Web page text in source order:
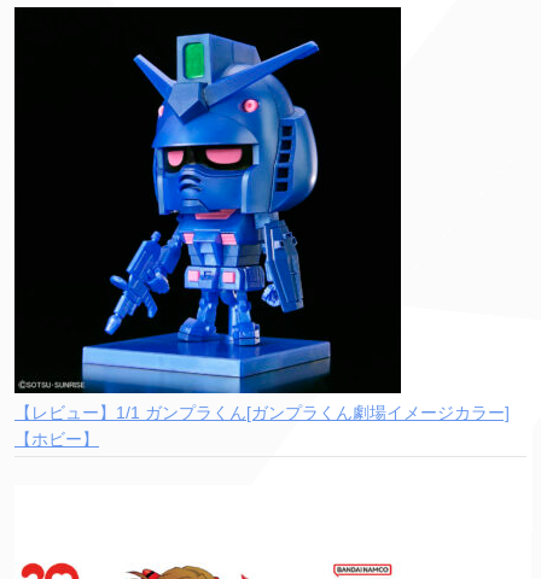
【レビュー】1/1 ガンプラくん[ガンプラくん劇場イメージカラー]
【ホビー】